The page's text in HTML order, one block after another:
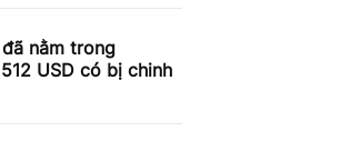
nằm trong
USD có bị chinh